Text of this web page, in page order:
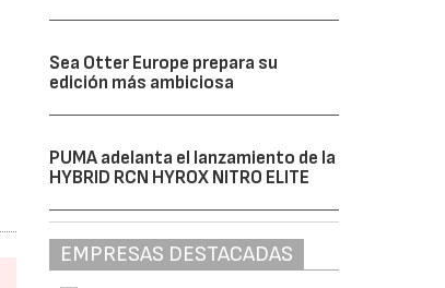
Sea Otter Europe prepara su
edición más ambiciosa
PUMA adelanta el lanzamiento de la
HYBRID RCN HYROX NITRO ELITE
EMPRESAS DESTACADAS